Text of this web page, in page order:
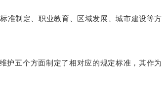
准制定、职业教育、区域发展、城市建设等方
护五个方面制定了相对应的规定标准，其作为